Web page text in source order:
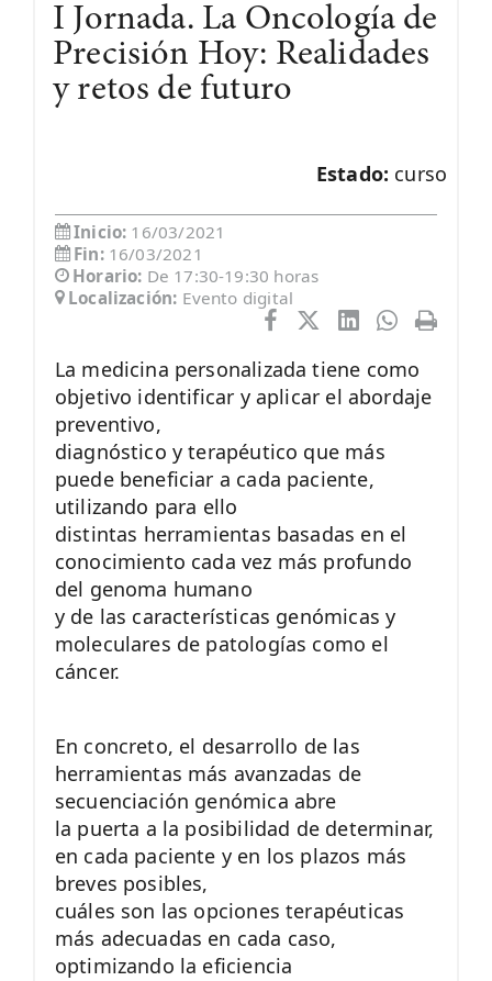
I Jornada. La Oncología de
Precisión Hoy: Realidades
y retos de futuro
Estado: curso
Inicio: 16/03/2021
Fin: 16/03/2021
Horario: De 17:30-19:30 horas
Localización: Evento digital
La medicina personalizada tiene como
objetivo identificar y aplicar el abordaje
preventivo,
diagnóstico y terapéutico que más
puede beneficiar a cada paciente,
utilizando para ello
distintas herramientas basadas en el
conocimiento cada vez más profundo
del genoma humano
y de las características genómicas y
moleculares de patologías como el
cáncer.
En concreto, el desarrollo de las
herramientas más avanzadas de
secuenciación genómica abre
la puerta a la posibilidad de determinar,
en cada paciente y en los plazos más
breves posibles,
cuáles son las opciones terapéuticas
más adecuadas en cada caso,
optimizando la eficiencia